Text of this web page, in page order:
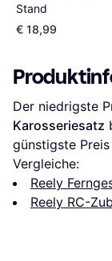
Stand
€ 18,99
Der niedrigste
Karosseriesatz
günstigste
Vergleiche:
Reely
Reely RC-